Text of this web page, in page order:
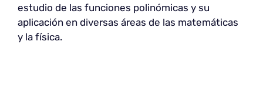
estudio de las funciones polinómicas y su
aplicación en diversas áreas de las matemáticas
y la física.